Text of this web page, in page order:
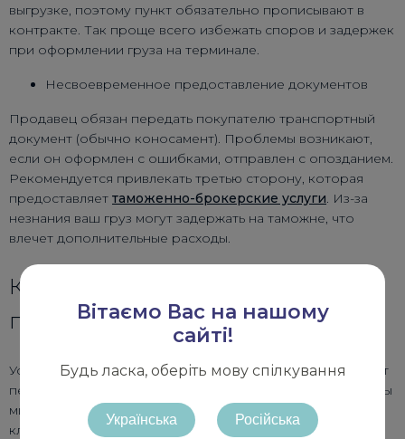
Вітаємо Вас на нашому
сайті!
Будь ласка, оберіть мову спілкування
Українська Російська
выгрузке, поэтому пункт обязательно прописывают в
контракте. Так проще всего избежать споров и задержек
при оформлении груза на терминале.
Несвоевременное предоставление документов
Продавец обязан передать покупателю транспортный
документ (обычно коносамент). Проблемы возникают,
если он оформлен с ошибками, отправлен с опозданием.
Рекомендуется привлекать третью сторону, которая
предоставляет таможенно-брокерские услуги. Из-за
незнания ваш груз могут задержать на таможне, что
влечет дополнительные расходы.
Как избежать проблем и ошибок
при CFR
Условия CFR для новичков самые коварные, ведь момент
перехода рисков и рамки расходов не совпадают. Чтобы
минимизировать ошибки, обратите внимание на 5
ключевых моментов: